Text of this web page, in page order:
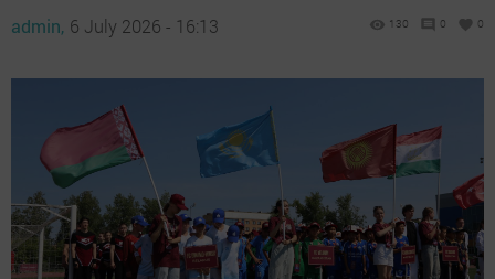
admin, 6 July 2026 - 16:13 130 0 0